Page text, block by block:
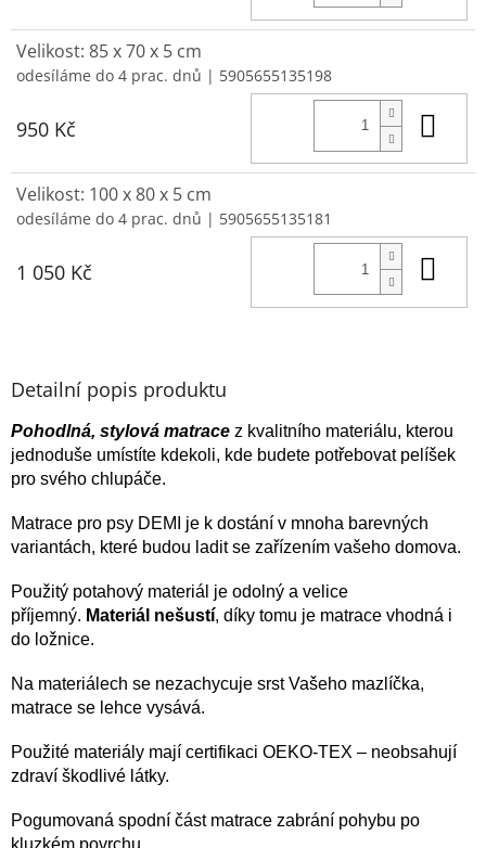
Velikost: 85 x 70 x 5 cm
odesíláme do 4 prac. dnů | 5905655135198
950 Kč
Velikost: 100 x 80 x 5 cm
odesíláme do 4 prac. dnů | 5905655135181
1 050 Kč
Detailní popis produktu
Pohodlná, stylová matrace z kvalitního materiálu, kterou
jednoduše umístíte kdekoli, kde budete potřebovat pelíšek
pro svého chlupáče.
Matrace pro psy DEMI je k dostání v mnoha barevných
variantách, které budou ladit se zařízením vašeho domova.
Použitý potahový materiál je odolný a velice
příjemný. Materiál nešustí, díky tomu je matrace vhodná i
do ložnice.
Na materiálech se nezachycuje srst Vašeho mazlíčka,
matrace se lehce vysává.
Použité materiály mají certifikaci OEKO-TEX – neobsahují
zdraví škodlivé látky.
Pogumovaná spodní část matrace zabrání pohybu po
kluzkém povrchu.